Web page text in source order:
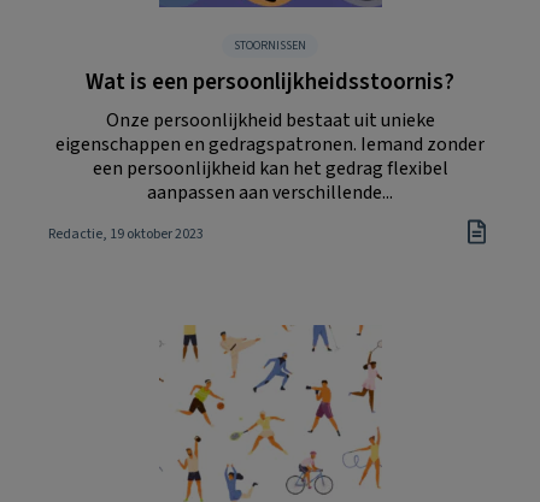
STOORNISSEN
Wat is een persoonlijkheidsstoornis?
Onze persoonlijkheid bestaat uit unieke
eigenschappen en gedragspatronen. Iemand zonder
een persoonlijkheid kan het gedrag flexibel
aanpassen aan verschillende...
Redactie, 19 oktober 2023